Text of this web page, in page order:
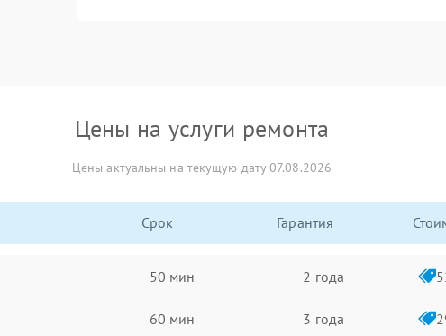
Цены на услуги ремонта
Цены актуальны на текущую дату 07.08.2026
Срок Гарантия
50 мин 2 года
60 мин 3 года